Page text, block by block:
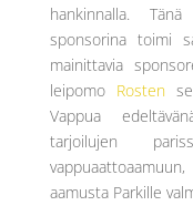
hankinnalla.
sponsorina toimi
mainittavia
leipomo Rosten
Vappua
tarjoilujen
aamusta Parkille